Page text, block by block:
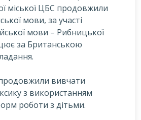
міської ЦБС продовжили
мови, за участі
мови – Рибницької
за Британською
вивчати
з використанням
роботи з дітьми.